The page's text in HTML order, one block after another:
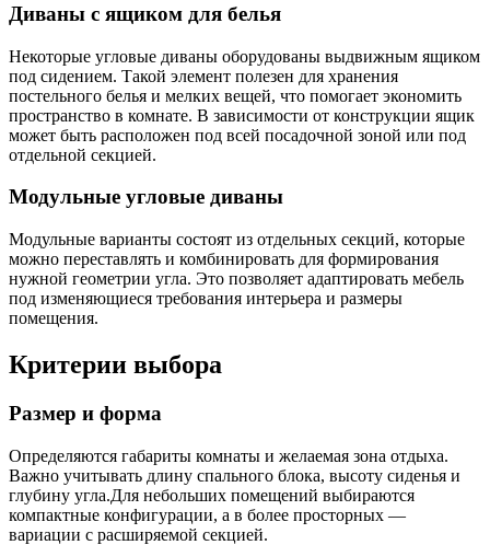
Диваны с ящиком для белья
Некоторые угловые диваны оборудованы выдвижным ящиком
под сидением. Такой элемент полезен для хранения
постельного белья и мелких вещей, что помогает экономить
пространство в комнате. В зависимости от конструкции ящик
может быть расположен под всей посадочной зоной или под
отдельной секцией.
Модульные угловые диваны
Модульные варианты состоят из отдельных секций, которые
можно переставлять и комбинировать для формирования
нужной геометрии угла. Это позволяет адаптировать мебель
под изменяющиеся требования интерьера и размеры
помещения.
Критерии выбора
Размер и форма
Определяются габариты комнаты и желаемая зона отдыха.
Важно учитывать длину спального блока, высоту сиденья и
глубину угла.Для небольших помещений выбираются
компактные конфигурации, а в более просторных —
вариации с расширяемой секцией.